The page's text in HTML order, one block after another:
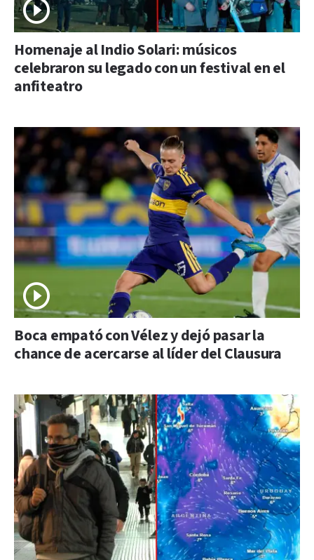
Homenaje al Indio Solari: músicos
celebraron su legado con un festival en el
anfiteatro
Boca empató con Vélez y dejó pasar la
chance de acercarse al líder del Clausura